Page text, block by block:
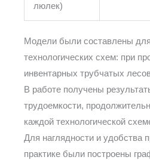
люлек)
Модели были составлены
технологических схем: при
инвентарных трубчатых
В работе получены
трудоемкости,
каждой технологической
Для наглядности и удобства
практике были построены